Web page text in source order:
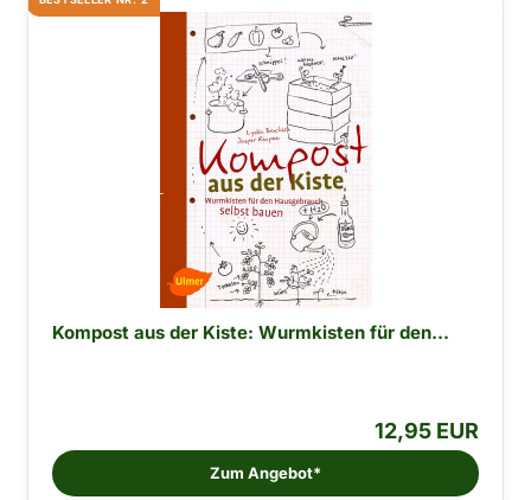
Kompost aus der Kiste: Wurmkisten für den...
12,95 EUR
Zum Angebot*